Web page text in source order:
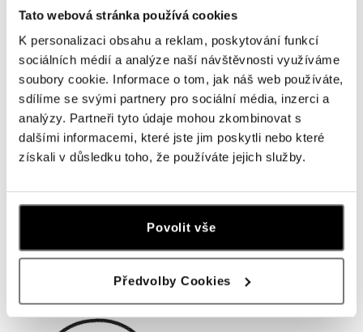
Tato webová stránka používá cookies
K personalizaci obsahu a reklam, poskytování funkcí
sociálních médií a analýze naší návštěvnosti využíváme
soubory cookie. Informace o tom, jak náš web používáte,
sdílíme se svými partnery pro sociální média, inzerci a
analýzy. Partneři tyto údaje mohou zkombinovat s
dalšími informacemi, které jste jim poskytli nebo které
získali v důsledku toho, že používáte jejich služby.
Povolit vše
Předvolby Cookies
ALO
od 26 172 Kč
ALO
Whispers of Winter
od 26 318 Kč